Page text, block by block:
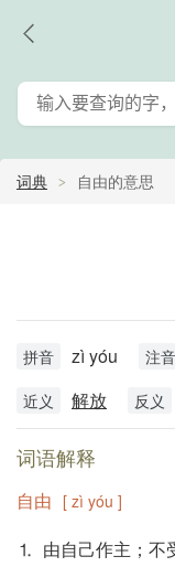
词典 自由的意思
拼音 zì yóu 注音
近义 解放 反义
词语解释
自由 [ zì yóu ]
⒈ 由自己作主；不